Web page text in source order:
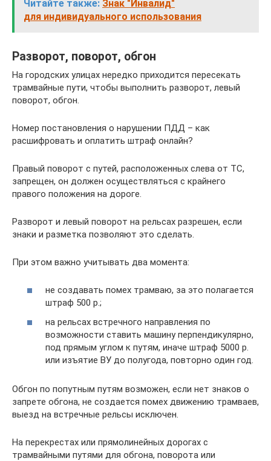
Читайте также: Знак "Инвалид"
для индивидуального использования
Разворот, поворот, обгон
На городских улицах нередко приходится пересекать
трамвайные пути, чтобы выполнить разворот, левый
поворот, обгон.
Номер постановления о нарушении ПДД – как
расшифровать и оплатить штраф онлайн?
Правый поворот с путей, расположенных слева от ТС,
запрещен, он должен осуществляться с крайнего
правого положения на дороге.
Разворот и левый поворот на рельсах разрешен, если
знаки и разметка позволяют это сделать.
При этом важно учитывать два момента:
не создавать помех трамваю, за это полагается
штраф 500 р.;
на рельсах встречного направления по
возможности ставить машину перпендикулярно,
под прямым углом к путям, иначе штраф 5000 р.
или изъятие ВУ до полугода, повторно один год.
Обгон по попутным путям возможен, если нет знаков о
запрете обгона, не создается помех движению трамваев,
выезд на встречные рельсы исключен.
На перекрестах или прямолинейных дорогах с
трамвайными путями для обгона, поворота или